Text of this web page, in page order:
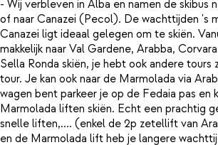
- Wij verbleven in Alba en namen de skibus
of naar Canazei (Pecol). De wachttijden 's
Canazei ligt ideaal gelegen om te skiën.
makkelijk naar Val Gardene, Arabba,
Sella Ronda skiën, je hebt ook andere tours
tour. Je kan ook naar de Marmolada via
wagen bent parkeer je op de Fedaia pas en
Marmolada liften skiën. Echt een prachtig
snelle liften,.... (enkel de 2p zetellift van
en de Marmolada lift heb je langere